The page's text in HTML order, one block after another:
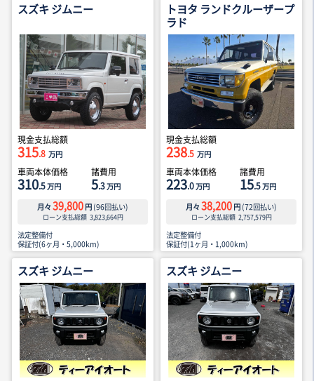
スズキ ジムニー
現金支払総額
315.8 万円
車両本体価格
310.5万円
諸費用
5.3万円
月々 39,800 円 (96回払い)
ローン支払総額 3,823,664円
法定整備付
保証付(6ヶ月・5,000km)
トヨタ ランドクルーザープ
ラド
現金支払総額
238.5 万円
車両本体価格
223.0万円
諸費用
15.5万円
月々 38,200 円 (72回払い)
ローン支払総額 2,757,579円
法定整備付
保証付(1ヶ月・1,000km)
スズキ ジムニー スズキ ジムニー